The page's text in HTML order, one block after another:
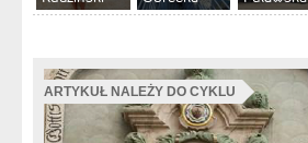
ARTYKUŁ NALEŻY DO CYKLU